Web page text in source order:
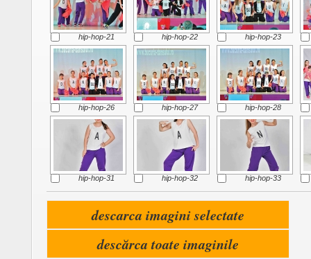
hip-hop-21 hip-hop-22 hip-hop-23
hip-hop-26 hip-hop-27 hip-hop-28
hip-hop-31 hip-hop-32 hip-hop-33